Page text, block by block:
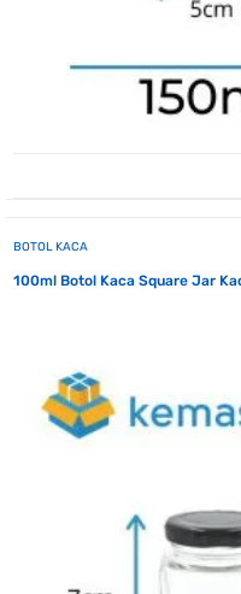
BOTOL KACA
100ml Botol Kaca Square Jar